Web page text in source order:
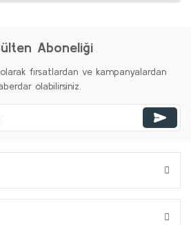
Aboneliği
fırsatlardan ve kampanyalardan
olabilirsiniz.